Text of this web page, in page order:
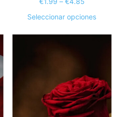
through
Seleccionar opcionesEste
Las
se